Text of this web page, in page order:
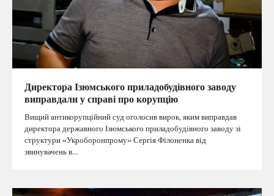
Директора Ізюмського приладобудівного заводу
виправдали у справі про корупцію
Вищий антикорупційний суд оголосив вирок, яким виправдав
директора державного Ізюмського приладобудівного заводу зі
структури «Укроборонпрому» Сергія Філоненка від
звинувачень в…